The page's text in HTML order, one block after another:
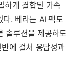
하게 결합된 가속
다. 베라는 AI 팩토
솔루션을 제공하도
에 걸쳐 응답성과